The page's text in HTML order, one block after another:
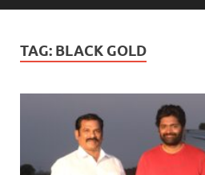
TAG: BLACK GOLD